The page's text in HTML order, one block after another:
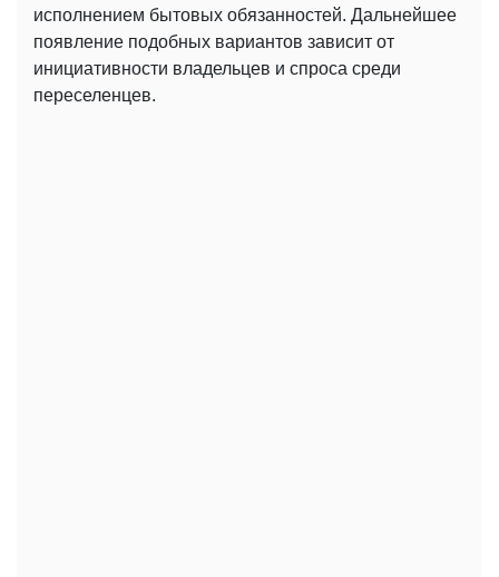
исполнением бытовых обязанностей. Дальнейшее
появление подобных вариантов зависит от
инициативности владельцев и спроса среди
переселенцев.